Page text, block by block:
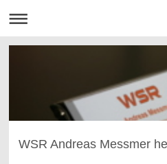
WSR Andreas Messmer